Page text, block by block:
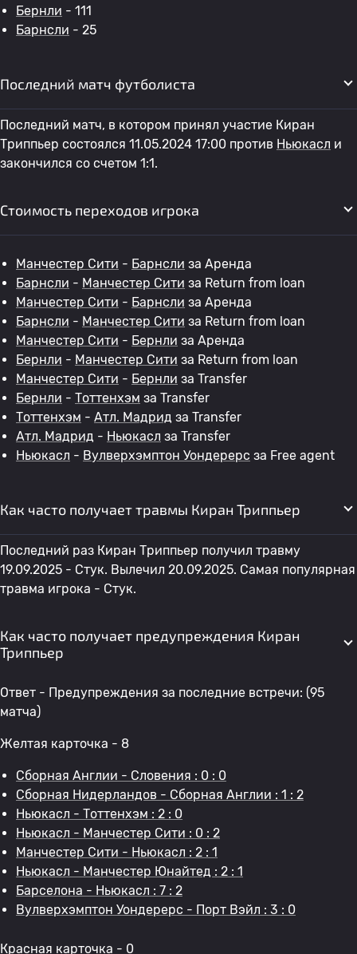
Бернли - 111
Барнсли - 25
Последний матч футболиста
Последний матч, в котором принял участие Киран
Триппьер состоялся 11.05.2024 17:00 против Ньюкасл и
закончился со счетом 1:1.
Стоимость переходов игрока
Манчестер Сити - Барнсли за Аренда
Барнсли - Манчестер Сити за Return from loan
Манчестер Сити - Барнсли за Аренда
Барнсли - Манчестер Сити за Return from loan
Манчестер Сити - Бернли за Аренда
Бернли - Манчестер Сити за Return from loan
Манчестер Сити - Бернли за Transfer
Бернли - Тоттенхэм за Transfer
Тоттенхэм - Атл. Мадрид за Transfer
Атл. Мадрид - Ньюкасл за Transfer
Ньюкасл - Вулверхэмптон Уондерерс за Free agent
Как часто получает травмы Киран Триппьер
Последний раз Киран Триппьер получил травму
19.09.2025 - Стук. Вылечил 20.09.2025. Самая популярная
травма игрока - Стук.
Как часто получает предупреждения Киран
Триппьер
Ответ - Предупреждения за последние встречи: (95
матча)
Желтая карточка - 8
Сборная Англии - Словения : 0 : 0
Сборная Нидерландов - Сборная Англии : 1 : 2
Ньюкасл - Тоттенхэм : 2 : 0
Ньюкасл - Манчестер Сити : 0 : 2
Манчестер Сити - Ньюкасл : 2 : 1
Ньюкасл - Манчестер Юнайтед : 2 : 1
Барселона - Ньюкасл : 7 : 2
Вулверхэмптон Уондерерс - Порт Вэйл : 3 : 0
Красная карточка - 0